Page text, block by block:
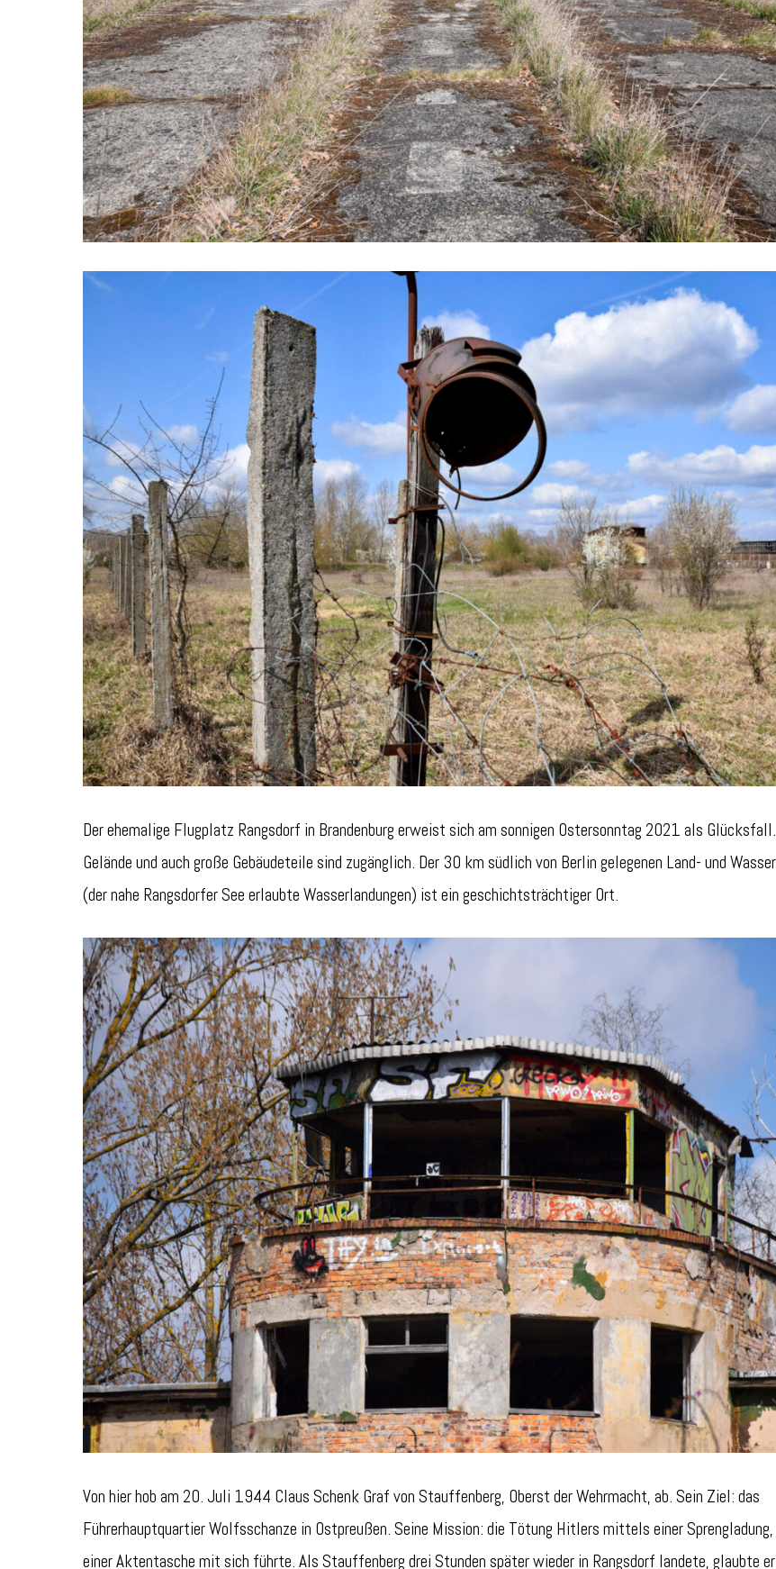
Der ehemalige Flugplatz Rangsdorf in Brandenburg erweist sich am sonnigen Ostersonntag 2021 als
Gelände und auch große Gebäudeteile sind zugänglich. Der 30 km südlich von Berlin gelegenen Land- und
(der nahe Rangsdorfer See erlaubte Wasserlandungen) ist ein geschichtsträchtiger Ort.
Von hier hob am 20. Juli 1944 Claus Schenk Graf von Stauffenberg, Oberst der Wehrmacht, ab. Sein Ziel: das
Führerhauptquartier Wolfsschanze in Ostpreußen. Seine Mission: die Tötung Hitlers mittels einer Sprengladung,
einer Aktentasche mit sich führte. Als Stauffenberg drei Stunden später wieder in Rangsdorf landete, glaubte er